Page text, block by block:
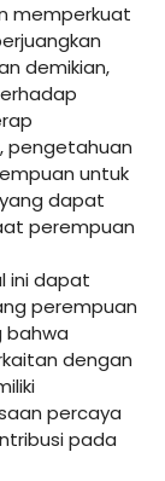
memperkuat
demikian,
pengetahuan
untuk
dapat
perempuan
ini dapat
perempuan
bahwa
dengan
percaya
pada